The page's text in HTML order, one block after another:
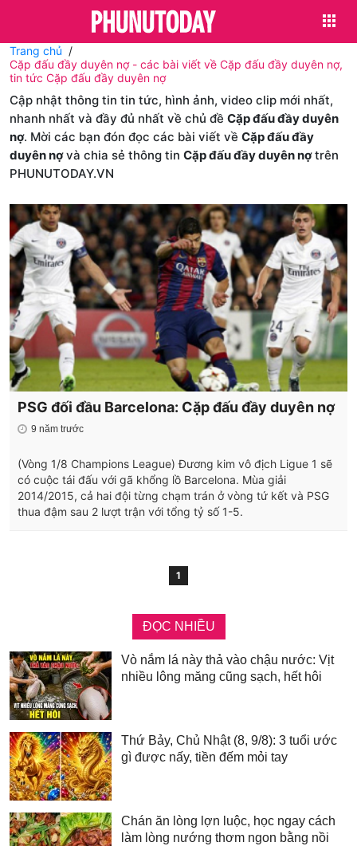
Trang chủ
Cặp đấu đầy duyên nợ - các bài viết về Cặp đấu đầy duyên nợ,
tin tức Cặp đấu đầy duyên nợ
Cập nhật thông tin tin tức, hình ảnh, video clip mới nhất,
nhanh nhất và đầy đủ nhất về chủ đề Cặp đấu đầy duyên
nợ. Mời các bạn đón đọc các bài viết về Cặp đấu đầy
duyên nợvà chia sẻ thông tin Cặp đấu đầy duyên nợtrên
PHUNUTODAY.VN
PSG đối đầu Barcelona: Cặp đấu đầy duyên nợ
9 năm trước
(Vòng 1/8 Champions League) Đương kim vô địch Ligue 1 sẽ
có cuộc tái đấu với gã khổng lồ Barcelona. Mùa giải
2014/2015, cả hai đội từng chạm trán ở vòng tứ kết và PSG
thua đậm sau 2 lượt trận với tổng tỷ số 1-5.
1
ĐỌC NHIỀU
Vò nắm lá này thả vào chậu nước: Vịt
nhiều lông măng cũng sạch, hết hôi
Thứ Bảy, Chủ Nhật (8, 9/8): 3 tuổi ước
gì được nấy, tiền đếm mỏi tay
Chán ăn lòng lợn luộc, học ngay cách
làm lòng nướng thơm ngon bằng nồi